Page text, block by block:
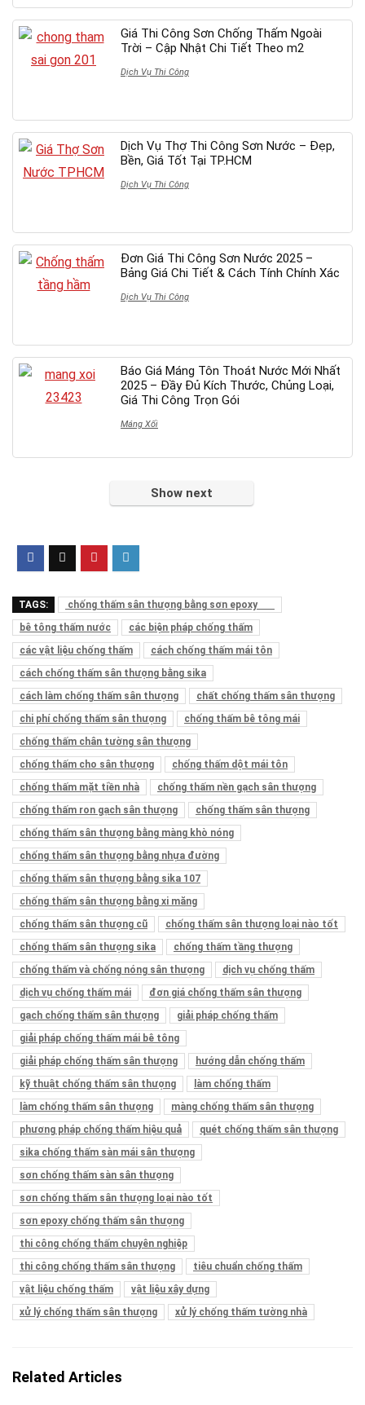
Giá Thi Công Sơn Chống Thấm Ngoài
Trời – Cập Nhật Chi Tiết Theo m2
Dịch Vụ Thi Công
Dịch Vụ Thợ Thi Công Sơn Nước – Đẹp,
Bền, Giá Tốt Tại TP.HCM
Dịch Vụ Thi Công
Đơn Giá Thi Công Sơn Nước 2025 –
Bảng Giá Chi Tiết & Cách Tính Chính Xác
Dịch Vụ Thi Công
Báo Giá Máng Tôn Thoát Nước Mới Nhất
2025 – Đầy Đủ Kích Thước, Chủng Loại,
Giá Thi Công Trọn Gói
Máng Xối
Show next
TAGS:
chống thấm sân thượng bằng sơn epoxy
bê tông thấm nước
các biện pháp chống thấm
các vật liệu chống thấm
cách chống thấm mái tôn
cách chống thấm sân thượng bằng sika
cách làm chống thấm sân thượng
chất chống thấm sân thượng
chi phí chống thấm sân thượng
chống thấm bê tông mái
chống thấm chân tường sân thượng
chống thấm cho sân thượng
chống thấm dột mái tôn
chống thấm mặt tiền nhà
chống thấm nền gạch sân thượng
chống thấm ron gạch sân thượng
chống thấm sân thượng
chống thấm sân thượng bằng màng khò nóng
chống thấm sân thượng bằng nhựa đường
chống thấm sân thượng bằng sika 107
chống thấm sân thượng bằng xi măng
chống thấm sân thượng cũ
chống thấm sân thượng loại nào tốt
chống thấm sân thượng sika
chống thấm tầng thượng
chống thấm và chống nóng sân thượng
dịch vụ chống thấm
dịch vụ chống thấm mái
đơn giá chống thấm sân thượng
gạch chống thấm sân thượng
giải pháp chống thấm
giải pháp chống thấm mái bê tông
giải pháp chống thấm sân thượng
hướng dẫn chống thấm
kỹ thuật chống thấm sân thượng
làm chống thấm
làm chống thấm sân thượng
màng chống thấm sân thượng
phương pháp chống thấm hiệu quả
quét chống thấm sân thượng
sika chống thấm sàn mái sân thượng
sơn chống thấm sàn sân thượng
sơn chống thấm sân thượng loại nào tốt
sơn epoxy chống thấm sân thượng
thi công chống thấm chuyên nghiệp
thi công chống thấm sân thượng
tiêu chuẩn chống thấm
vật liệu chống thấm
vật liệu xây dựng
xử lý chống thấm sân thượng
xử lý chống thấm tường nhà
Related Articles